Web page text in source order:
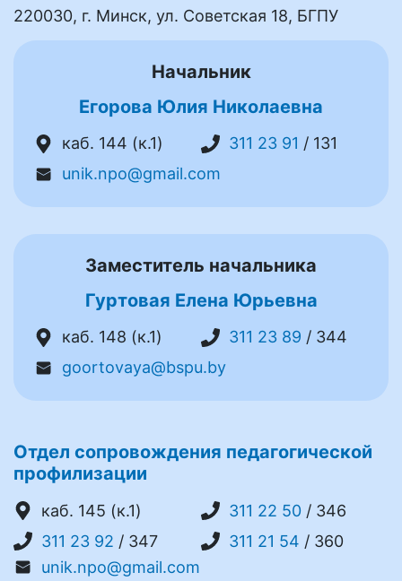
220030, г. Минск, ул. Советская 18, БГПУ
Начальник
Егорова Юлия Николаевна
каб. 144 (к.1) 311 23 91 / 131
unik.npo@gmail.com
Заместитель начальника
Гуртовая Елена Юрьевна
каб. 148 (к.1) 311 23 89 / 344
goortovaya@bspu.by
Отдел сопровождения педагогической
профилизации
каб. 145 (к.1) 311 22 50 / 346
311 23 92 / 347 311 21 54 / 360
unik.npo@gmail.com